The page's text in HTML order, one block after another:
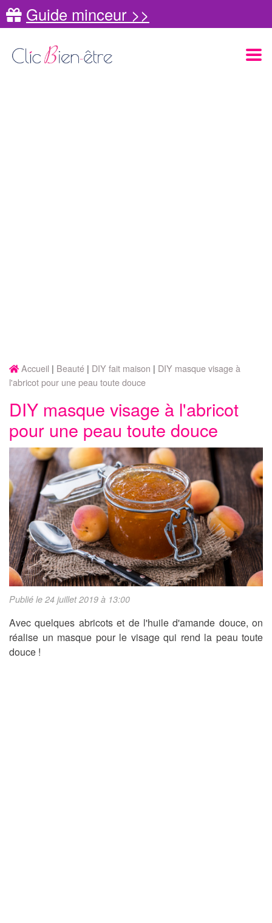
Guide minceur >>
Accueil Beauté DIY fait maison
DIY masque visage à
l'abricot pour une peau toute douce
DIY masque visage à l'abricot
pour une peau toute douce
Publié le 24 juillet 2019 à 13:00
Avec quelques abricots et de l'huile d'amande douce, on
réalise un masque pour le visage qui rend la peau toute
douce !